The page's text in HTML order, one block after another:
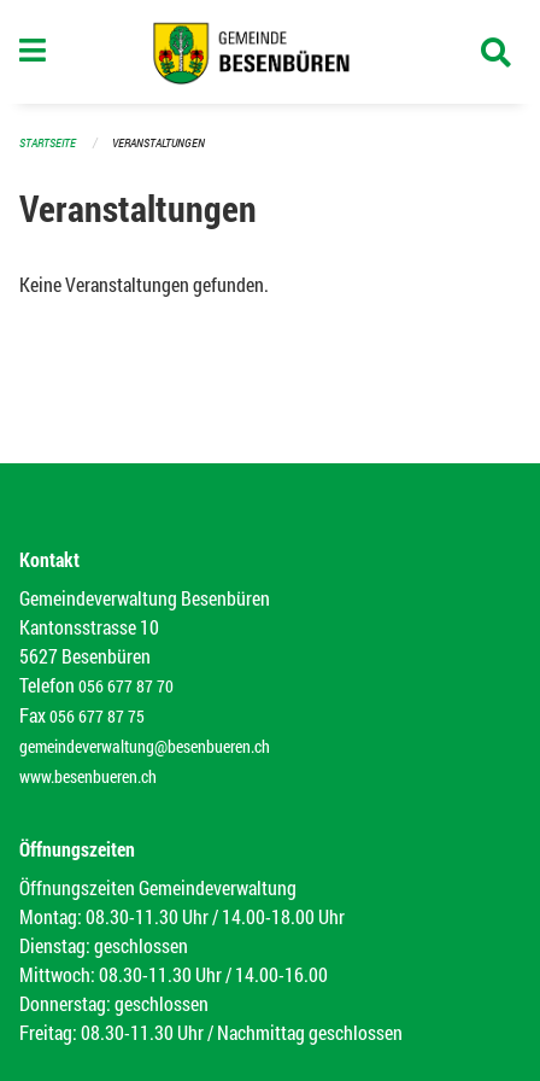
STARTSEITE VERANSTALTUNGEN
Veranstaltungen
Keine Veranstaltungen gefunden.
Kontakt
Gemeindeverwaltung Besenbüren
Kantonsstrasse 10
5627 Besenbüren
Telefon 056 677 87 70
Fax056 677 87 75
gemeindeverwaltung@besenbueren.ch
www.besenbueren.ch
Öffnungszeiten
Öffnungszeiten Gemeindeverwaltung
Montag: 08.30-11.30 Uhr / 14.00-18.00 Uhr
Dienstag: geschlossen
Mittwoch: 08.30-11.30 Uhr / 14.00-16.00
Donnerstag: geschlossen
Freitag: 08.30-11.30 Uhr / Nachmittag geschlossen